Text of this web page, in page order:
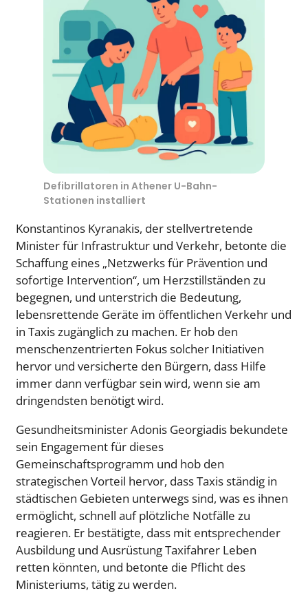
Defibrillatoren in Athener U-Bahn-
Stationen installiert
Konstantinos Kyranakis, der stellvertretende
Minister für Infrastruktur und Verkehr, betonte die
Schaffung eines „Netzwerks für Prävention und
sofortige Intervention“, um Herzstillständen zu
begegnen, und unterstrich die Bedeutung,
lebensrettende Geräte im öffentlichen Verkehr und
in Taxis zugänglich zu machen. Er hob den
menschenzentrierten Fokus solcher Initiativen
hervor und versicherte den Bürgern, dass Hilfe
immer dann verfügbar sein wird, wenn sie am
dringendsten benötigt wird.
Gesundheitsminister Adonis Georgiadis bekundete
sein Engagement für dieses
Gemeinschaftsprogramm und hob den
strategischen Vorteil hervor, dass Taxis ständig in
städtischen Gebieten unterwegs sind, was es ihnen
ermöglicht, schnell auf plötzliche Notfälle zu
reagieren. Er bestätigte, dass mit entsprechender
Ausbildung und Ausrüstung Taxifahrer Leben
retten könnten, und betonte die Pflicht des
Ministeriums, tätig zu werden.